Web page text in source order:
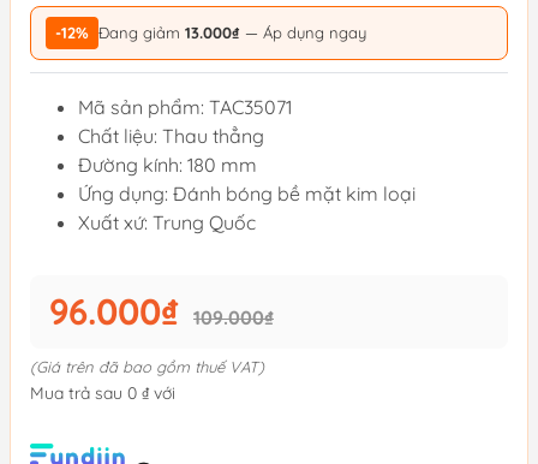
-12% Đang giảm 13.000₫ — Áp dụng ngay
Mã sản phẩm: TAC35071
Chất liệu: Thau thẳng
Đường kính: 180 mm
Ứng dụng: Đánh bóng bề mặt kim loại
Xuất xứ: Trung Quốc
96.000₫ 109.000₫
(Giá trên đã bao gồm thuế VAT)
Mua trả sau 0 ₫ với